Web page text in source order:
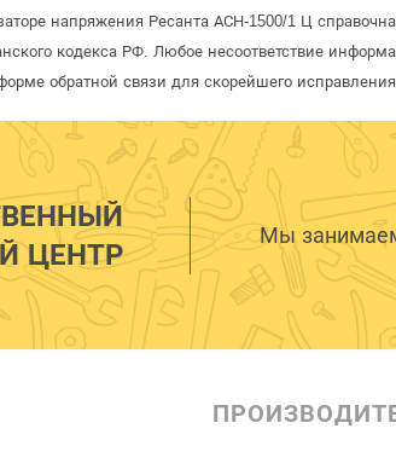
напряжения Ресанта АСН-1500/1 Ц
кодекса РФ. Любое несоответствие
обратной связи для скорейшего
ЦЕНТР
Мы